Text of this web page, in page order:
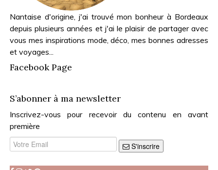
Nantaise d'origine, j'ai trouvé mon bonheur à Bordeaux
depuis plusieurs années et j'ai le plaisir de partager avec
vous mes inspirations mode, déco, mes bonnes adresses
et voyages...
Facebook Page
S’abonner à ma newsletter
Inscrivez-vous pour recevoir du contenu en avant
première
S'inscrire